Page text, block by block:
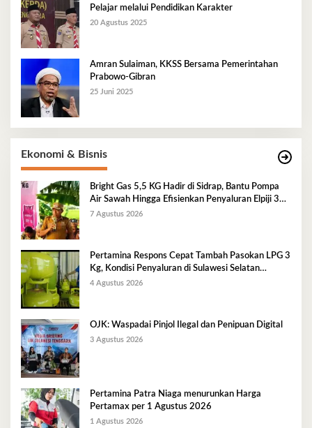
Pelajar melalui Pendidikan Karakter
20 Agustus 2025
Amran Sulaiman, KKSS Bersama Pemerintahan
Prabowo-Gibran
25 Juni 2025
Ekonomi & Bisnis
Bright Gas 5,5 KG Hadir di Sidrap, Bantu Pompa
Air Sawah Hingga Efisienkan Penyaluran Elpiji 3
Kg
7 Agustus 2026
Pertamina Respons Cepat Tambah Pasokan LPG 3
Kg, Kondisi Penyaluran di Sulawesi Selatan
Berlangsung Kondusif
4 Agustus 2026
OJK: Waspadai Pinjol Ilegal dan Penipuan Digital
3 Agustus 2026
Pertamina Patra Niaga menurunkan Harga
Pertamax per 1 Agustus 2026
1 Agustus 2026